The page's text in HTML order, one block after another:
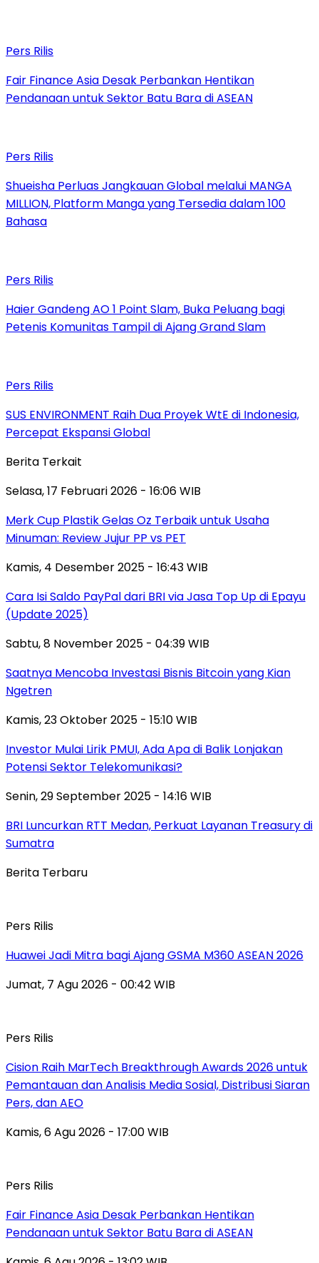
Pers Rilis
Fair Finance Asia Desak Perbankan Hentikan
Pendanaan untuk Sektor Batu Bara di ASEAN
Pers Rilis
Shueisha Perluas Jangkauan Global melalui MANGA
MILLION, Platform Manga yang Tersedia dalam 100
Bahasa
Pers Rilis
Haier Gandeng AO 1 Point Slam, Buka Peluang bagi
Petenis Komunitas Tampil di Ajang Grand Slam
Pers Rilis
SUS ENVIRONMENT Raih Dua Proyek WtE di Indonesia,
Percepat Ekspansi Global
Berita Terkait
Selasa, 17 Februari 2026 - 16:06 WIB
Merk Cup Plastik Gelas Oz Terbaik untuk Usaha
Minuman: Review Jujur PP vs PET
Kamis, 4 Desember 2025 - 16:43 WIB
Cara Isi Saldo PayPal dari BRI via Jasa Top Up di Epayu
(Update 2025)
Sabtu, 8 November 2025 - 04:39 WIB
Saatnya Mencoba Investasi Bisnis Bitcoin yang Kian
Ngetren
Kamis, 23 Oktober 2025 - 15:10 WIB
Investor Mulai Lirik PMUI, Ada Apa di Balik Lonjakan
Potensi Sektor Telekomunikasi?
Senin, 29 September 2025 - 14:16 WIB
BRI Luncurkan RTT Medan, Perkuat Layanan Treasury di
Sumatra
Berita Terbaru
Pers Rilis
Huawei Jadi Mitra bagi Ajang GSMA M360 ASEAN 2026
Jumat, 7 Agu 2026 - 00:42 WIB
Pers Rilis
Cision Raih MarTech Breakthrough Awards 2026 untuk
Pemantauan dan Analisis Media Sosial, Distribusi Siaran
Pers, dan AEO
Kamis, 6 Agu 2026 - 17:00 WIB
Pers Rilis
Fair Finance Asia Desak Perbankan Hentikan
Pendanaan untuk Sektor Batu Bara di ASEAN